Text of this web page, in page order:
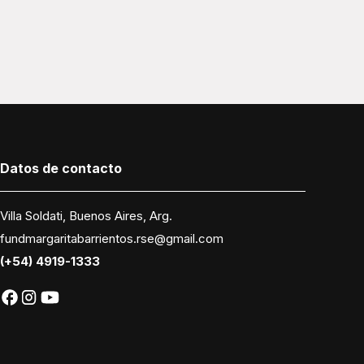
Datos de contacto
Villa Soldati, Buenos Aires, Arg.
fundmargaritabarrientos.rse@gmail.com
(+54) 4919-1333